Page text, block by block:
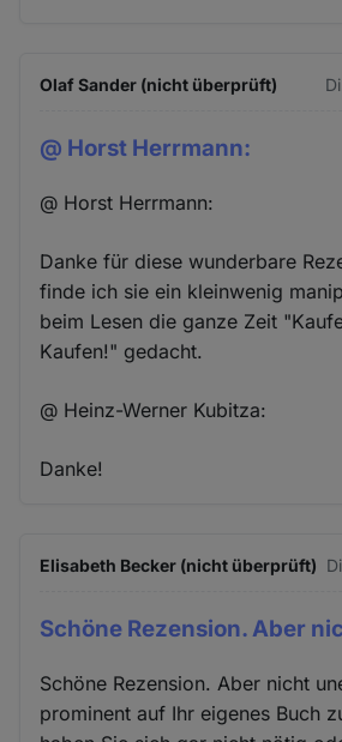
Olaf Sander (nicht überprüft)
@ Horst Herrmann:
@ Horst Herrmann:
Danke für diese wunderbare
finde ich sie ein kleinwenig
beim Lesen die ganze Zeit
Kaufen!" gedacht.
@ Heinz-Werner Kubitza:
Danke!
Elisabeth Becker (nicht überprüft)
Schöne Rezension. Aber
Schöne Rezension. Aber nicht
prominent auf Ihr eigenes Buch